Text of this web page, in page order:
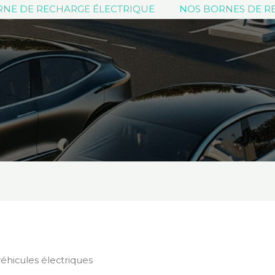
DE RECHARGE ÉLECTRIQUE NOS BORNES DE
électriques